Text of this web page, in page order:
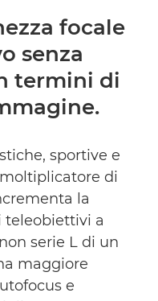
focale
senza
termini di
sportive e
di
la
teleobiettivi a
serie L di un
maggiore
e